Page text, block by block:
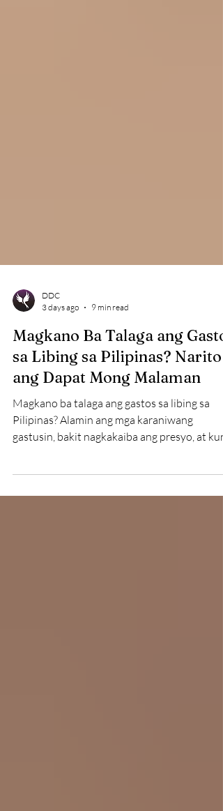
3 days ago
9 min read
Magkano Ba Talaga ang
sa Libing sa Pilipinas? Narito
ang Dapat Mong Malaman
Magkano ba talaga ang gastos sa libing sa
Pilipinas? Alamin ang mga karaniwang
paano makatutulong ang maagang memorial
planning para sa iyong pamilya.